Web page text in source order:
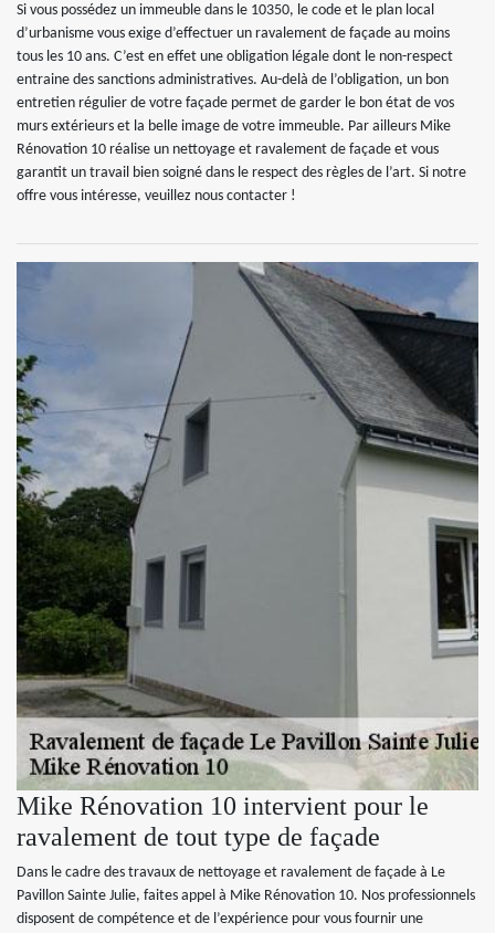
Si vous possédez un immeuble dans le 10350, le code et le plan local
d’urbanisme vous exige d’effectuer un ravalement de façade au moins
tous les 10 ans. C’est en effet une obligation légale dont le non-respect
entraine des sanctions administratives. Au-delà de l’obligation, un bon
entretien régulier de votre façade permet de garder le bon état de vos
murs extérieurs et la belle image de votre immeuble. Par ailleurs Mike
Rénovation 10 réalise un nettoyage et ravalement de façade et vous
garantit un travail bien soigné dans le respect des règles de l’art. Si notre
offre vous intéresse, veuillez nous contacter !
Mike Rénovation 10 intervient pour le
ravalement de tout type de façade
Dans le cadre des travaux de nettoyage et ravalement de façade à Le
Pavillon Sainte Julie, faites appel à Mike Rénovation 10. Nos professionnels
disposent de compétence et de l’expérience pour vous fournir une